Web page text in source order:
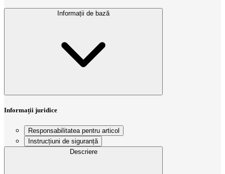
Informații de bază
Informații juridice
Responsabilitatea pentru articol
Instrucțiuni de siguranță
Descriere